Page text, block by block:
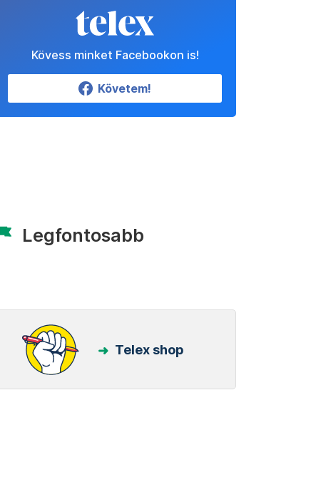
Kövess minket Facebookon is!
Követem!
Legfontosabb
Telex shop